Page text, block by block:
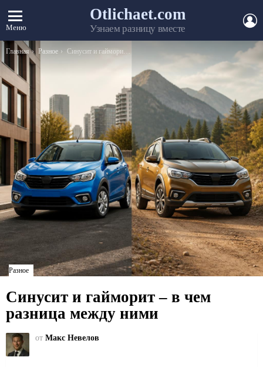
Меню
Otlichaet.com
Узнаем разницу вместе
Вы здесь:
Главная Разное Синусит и гайморит – в чем разница между ними
Разное
Синусит и гайморит – в чем
разница между ними
от Макс Невелов